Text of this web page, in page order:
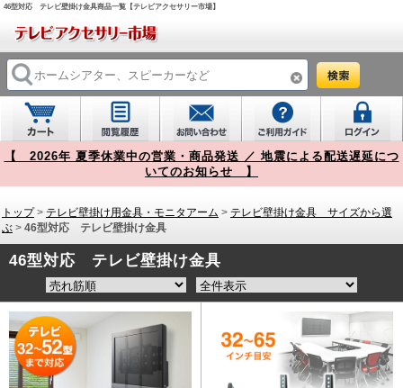
46型対応 テレビ壁掛け金具商品一覧【テレビアクセサリー市場】
【 2026年 夏季休業中の営業・商品発送 ／ 地震による配送遅延につ
いてのお知らせ 】
トップ> テレビ壁掛け用金具・モニタアーム > テレビ壁掛け金具 サイズから選
ぶ > 46型対応 テレビ壁掛け金具
46型対応 テレビ壁掛け金具